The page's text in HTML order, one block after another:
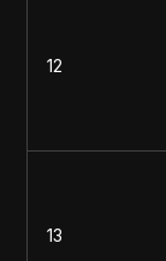
12
13